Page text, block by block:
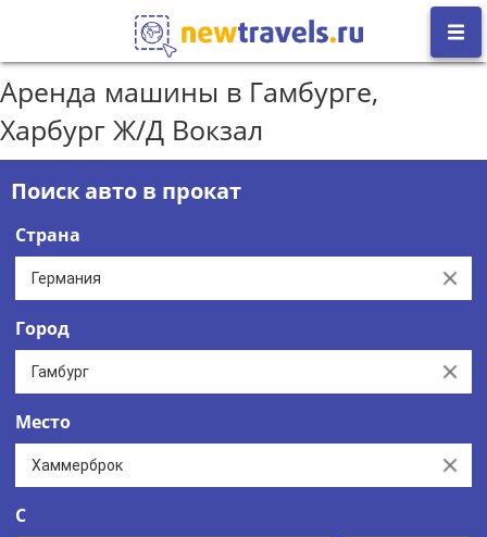
Аренда машины в Гамбурге,
Харбург Ж/Д Вокзал
Поиск авто в прокат
Страна
Clear
Город
Clear
Место
Clear
С